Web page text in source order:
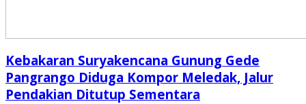
Kebakaran Suryakencana Gunung Gede
Pangrango Diduga Kompor Meledak, Jalur
Pendakian Ditutup Sementara